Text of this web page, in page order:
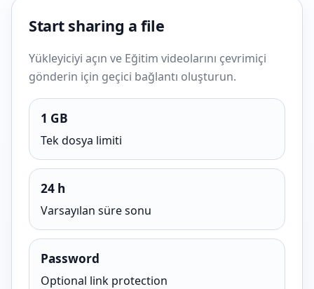
Start sharing a file
Yükleyiciyi açın ve Eğitim videolarını çevrimiçi
gönderin için geçici bağlantı oluşturun.
1 GB
Tek dosya limiti
24 h
Varsayılan süre sonu
Password
Optional link protection